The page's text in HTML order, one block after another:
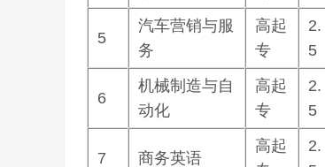
5
汽车营销与服
务
高起
专
2.
5
6
机械制造与自
动化
高起
专
2.
5
7 商务英语
高起
2.